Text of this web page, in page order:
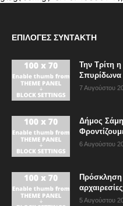
ΕΠΙΛΟΓΈΣ ΣΥΝΤΆΚΤΗ
Την Τρίτη
7 Αυγούστου
Δήμος
6 Αυγούστου
Πρόσκληση
5 Αυγούστου